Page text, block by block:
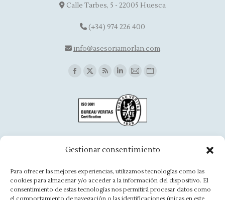
Gestionar consentimiento
Para ofrecer las mejores experiencias, utilizamos tecnologías como las
cookies para almacenar y/o acceder a la información del dispositivo. El
consentimiento de estas tecnologías nos permitirá procesar datos como
Calle Tarbes, 5 - 22005 Huesca
(+34) 974 226 400
info@asesoriamorlan.com
Facebook
opens
X
opens
in
opens
in
Linkedin
opens
in
new
Mail
opens
in
Website
(+34) 974 500 949